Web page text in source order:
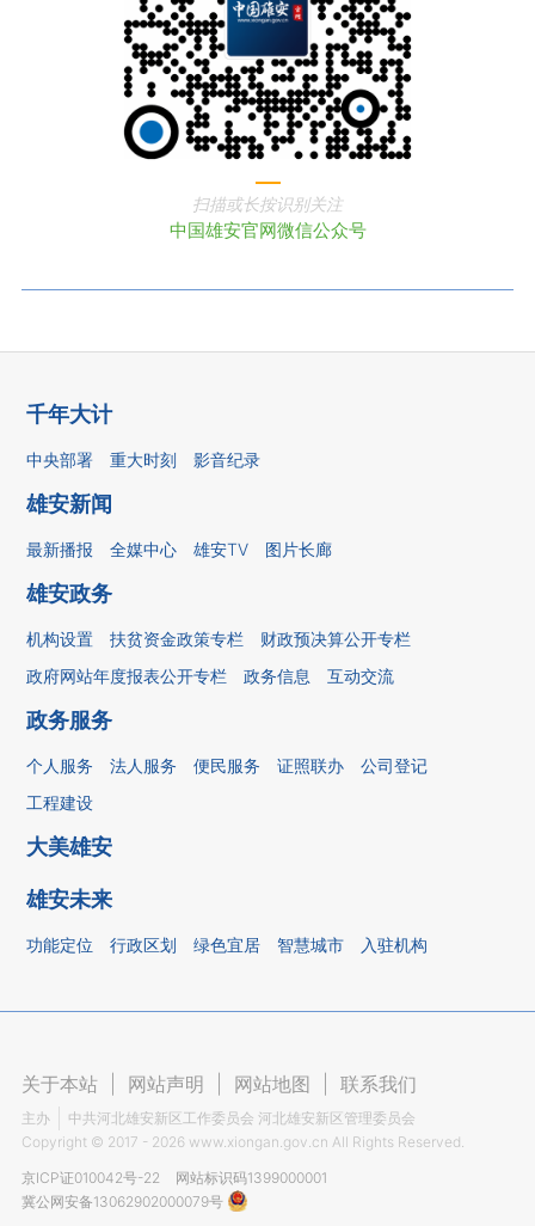
扫描或长按识别关注
中国雄安官网微信公众号
千年大计
中央部署 重大时刻 影音纪录
雄安新闻
最新播报 全媒中心 雄安TV 图片长廊
雄安政务
机构设置 扶贫资金政策专栏
财政预决算公开专栏
政府网站年度报表公开专栏
政务信息 互动交流
政务服务
个人服务 法人服务 便民服务 证照联办
公司登记
工程建设
大美雄安
雄安未来
功能定位 行政区划 绿色宜居 智慧城市 入驻机构
关于本站 网站声明 网站地图 联系我们
主办
中共河北雄安新区工作委员会 河北雄安新区管理委员会
Copyright © 2017 - 2026 www.xiongan.gov.cn All Rights Reserved.
京ICP证010042号-22
网站标识码1399000001
冀公网安备13062902000079号